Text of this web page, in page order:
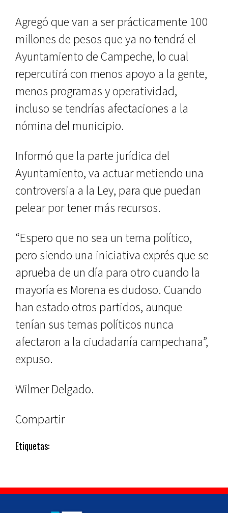
Agregó que van a ser prácticamente 100
millones de pesos que ya no tendrá el
Ayuntamiento de Campeche, lo cual
repercutirá con menos apoyo a la gente,
menos programas y operatividad,
incluso se tendrías afectaciones a la
nómina del municipio.
Informó que la parte jurídica del
Ayuntamiento, va actuar metiendo una
controversia a la Ley, para que puedan
pelear por tener más recursos.
“Espero que no sea un tema político,
pero siendo una iniciativa exprés que se
aprueba de un día para otro cuando la
mayoría es Morena es dudoso. Cuando
han estado otros partidos, aunque
tenían sus temas políticos nunca
afectaron a la ciudadanía campechana”,
expuso.
Wilmer Delgado.
Compartir
Etiquetas: